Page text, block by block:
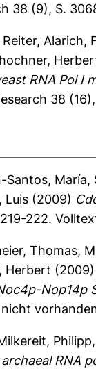
38 (9), S.
Reiter, Alarich,
RNA Pol
38
Santos, María,
Luis (2009)
222.
Thomas,
Herbert
Nop14p
Philipp
archaeal RNA